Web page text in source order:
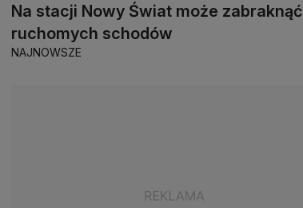
Na stacji Nowy Świat może zabraknąć
ruchomych schodów
NAJNOWSZE